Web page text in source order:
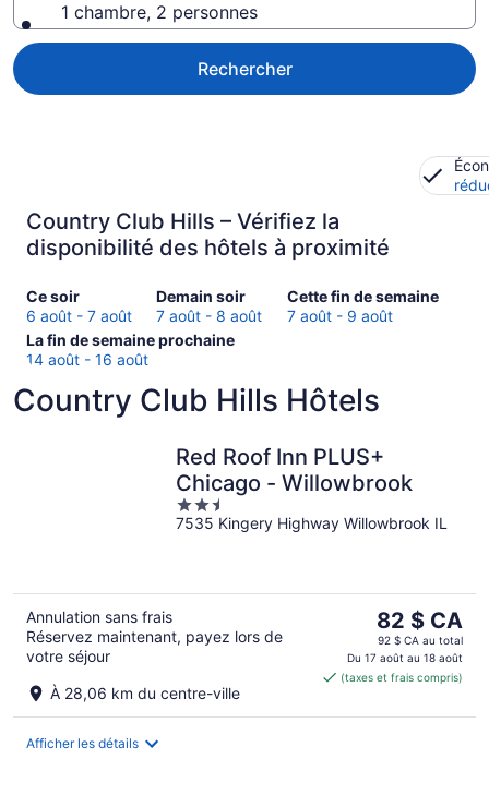
1 chambre, 2 personnes
Rechercher
Country Club Hills – Vérifiez la
disponibilité des hôtels à proximité
Ce soir
Consultez
les
prix
à Country
Hills
6 août - 7 août
Demain soir
Consulter
les
prix
Club
pour
demain
soir,
août
août
7 août - 8 août
Cette fin de semaine
Consultez
les
Hills
cette
fin
de
7
9
7 août - 9 août
La fin de semaine prochaine
Consultez
les
à Country
14
août
-
16
août
14 août - 16 août
Country Club Hills Hôtels
Red Roof Inn PLUS+
Chicago - Willowbrook
2.5
out
7535 Kingery Highway Willowbrook IL
Annulation sans frais
Réservez maintenant, payez lors de
votre séjour
À 28,06 km du centre-ville
Le
prix
est
de 82 $ CA
82 $ CA
92 $ CA au total
Du 17 août au 18 août
(taxes et frais compris)
Afficher les détails